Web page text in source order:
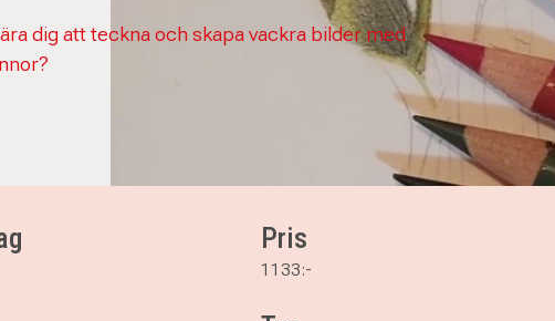
dig att teckna och skapa vackra bilder med
Pris
1133:-